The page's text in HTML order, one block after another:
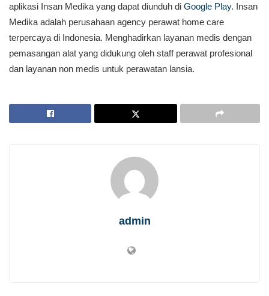
aplikasi Insan Medika yang dapat diunduh di Google Play. Insan
Medika adalah perusahaan agency perawat home care
terpercaya di Indonesia. Menghadirkan layanan medis dengan
pemasangan alat yang didukung oleh staff perawat profesional
dan layanan non medis untuk perawatan lansia.
admin